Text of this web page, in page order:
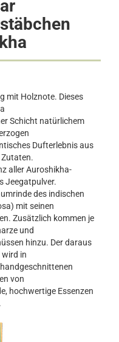
mit Holznote. Dieses
Schicht natürlichem
Dufterlebnis aus
Zutaten.
aller Auroshikha-
Jeegatpulver.
des indischen
mit seinen
Zusätzlich kommen je
und
hinzu. Der daraus
wird in
von
hochwertige Essenzen